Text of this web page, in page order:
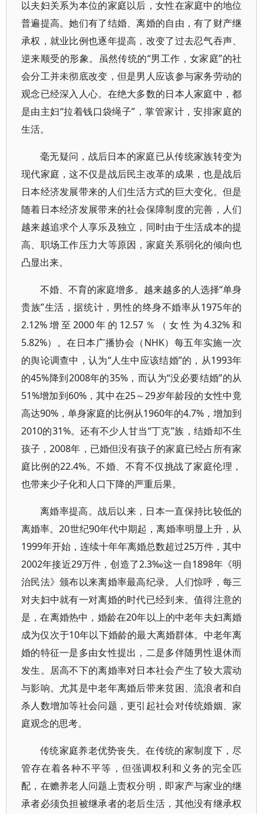
以夫妇关系为本位的家庭以后，女性在家庭中的地位
普遍提高。她们有了结婚、离婚的自由，有了财产继
承权，就业比例也逐年提高，改变了过去忍气吞声、
逆来顺受的形象。虽然传统的“男工作，女家庭”的社
会分工并未彻底改变，但是男人应该参与家务劳动的
观念已经深入人心。在绝大多数的日本人家庭中，都
是由主妇“拉着钱口袋绳子”，掌管家计，安排家庭的
生活。
毫无疑问，战后日本的家庭已从传统家族转变为
现代家庭，这不仅是战后民主改革的成果，也是战后
日本经济发展带来的人们生活方式的巨大变化。但是
随着日本经济发展带来的社会保障制度的完善，人们
越来越追求个人享乐及独立，同时由于生活成本的提
高、职场工作压力大等原因，家庭关系弱化的倾向也
凸显出来。
不婚、不育的家庭增多。越来越多的人选择“单身
贵族”生活，据统计，男性的终身不婚率从1975年的
2.12%增至2000年的12.57％（女性为4.32%和
5.82%）。在日本广播协会（NHK）每五年实施一次
的舆论调查中，认为“人生中应该结婚”的，从1993年
的45%降到2008年的35%，而认为“没必要结婚”的从
51%增加到60%，其中在25～29岁年龄段的女性中竟
高达90%，单身家庭的比例从1960年的4.7%，增加到
2010的31%。还有不少人甘当“丁克”族，结婚却不生
孩子，2008年，已婚但没有孩子的家庭已经占所有家
庭比例的22.4%。不婚、不育不仅挑战了家庭伦理，
也带来少子化和人口下降的严重后果。
离婚率提高。战后以来，日本一直保持比较低的
离婚率。20世纪90年代中期起，离婚率明显上升，从
1999年开始，连续十年年离婚总数超过25万件，其中
2002年接近29万件，创造了2.3‰这一自1898年《明
治民法》颁布以来离婚率最高纪录。人们惊呼，每三
对夫妇中就有一对离婚的时代已经到来。值得注意的
是，在离婚热中，婚龄在20年以上的中老年夫妇离婚
成为仅次于10年以下婚龄的最大离婚群体。中老年离
婚的特征一是多由女性提出，二是多伴随男性退休而
发生。居高不下的离婚率对日本社会产生了较大震动
与影响。尤其是中老年离婚后带来贫困、流浪者和自
杀人数增加等社会问题，更引起社会对传统婚姻、家
庭观念的思考。
传统家庭养老优势丧失。在传统的家制度下，尽
管存在着各种不平等，但强调权利和义务的完全匹
配，在赡养老人问题上责权分明，即家产与家业的继
承者必须负担被继承者的老后生活，其他没有继承权